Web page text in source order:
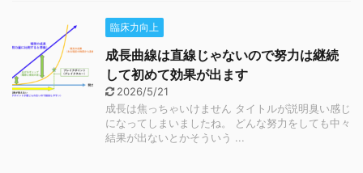
臨床力向上
成長曲線は直線じゃないので努力は継続
して初めて効果が出ます
2026/5/21
成長は焦っちゃいけません タイトルが説明臭い感じ
になってしまいましたね。 どんな努力をしても中々
結果が出ないとかそういう ...